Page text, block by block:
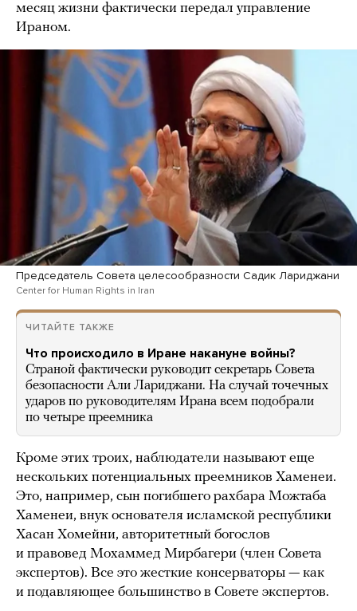
месяц жизни фактически передал управление
Ираном.
Председатель Совета целесообразности Садик Лариджани
Center for Human Rights in Iran
ЧИТАЙТЕ ТАКЖЕ
Что происходило в Иране накануне войны?
Страной фактически руководит секретарь Совета
безопасности Али Лариджани. На случай точечных
ударов по руководителям Ирана всем подобрали
по четыре преемника
Кроме этих троих, наблюдатели называют еще
нескольких потенциальных преемников Хаменеи.
Это, например, сын погибшего рахбара Можтаба
Хаменеи, внук основателя исламской республики
Хасан Хомейни, авторитетный богослов
и правовед Мохаммед Мирбагери (член Совета
экспертов). Все это жесткие консерваторы — как
и подавляющее большинство в Совете экспертов.